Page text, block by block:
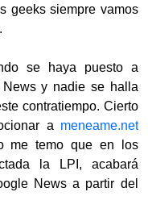
geeks siempre vamos
se haya puesto a
y nadie se halla
contratiempo. Cierto
a meneame.net
me temo que en los
la LPI, acabará
News a partir del